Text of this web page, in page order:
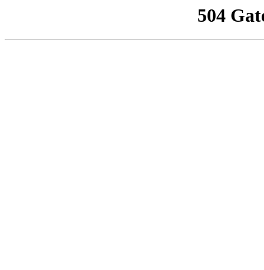
504